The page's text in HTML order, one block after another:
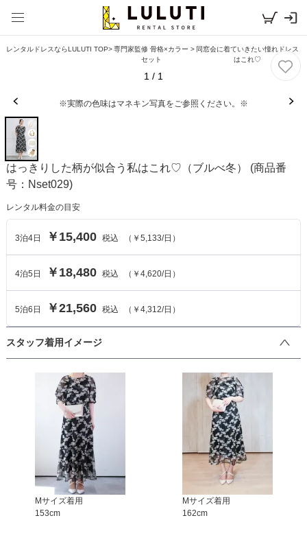
レンタルドレスならLULUTI TOP> 専門家監修 骨格×カラー
セット
> 同窓会に着ていきたい憧れドレス
はこれ♡
1 / 1
※実際の色味はマネキン写真をご参照ください。※
はっきりした柄が似合う私はこれ♡（ブルべ冬）
(商品番
号：Nset029)
レンタル料金の目安
3泊4日 ￥15,400 税込 （ ￥5,133/日）
4泊5 日 ￥18,480 税込 （ ￥4,620/日）
5泊6 日 ￥21,560 税込 （ ￥4,312/日）
スタッフ着用イメージ
Mサイズ着用
153cm
Mサイズ着用
162cm